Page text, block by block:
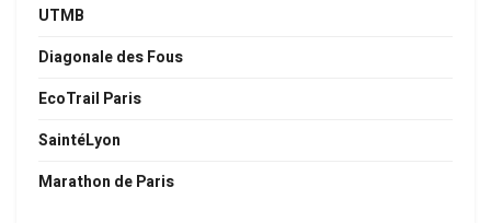
UTMB
Diagonale des Fous
EcoTrail Paris
SaintéLyon
Marathon de Paris